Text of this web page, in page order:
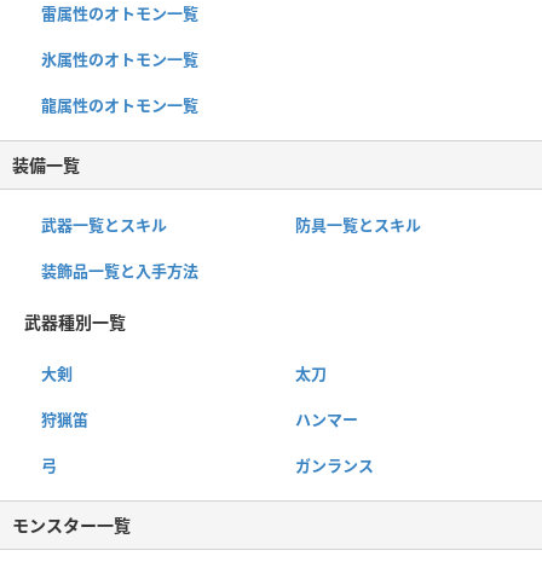
雷属性のオトモン一覧
氷属性のオトモン一覧
龍属性のオトモン一覧
装備一覧
武器一覧とスキル 防具一覧とスキル
装飾品一覧と入手方法
武器種別一覧
大剣 太刀
狩猟笛 ハンマー
弓 ガンランス
モンスター一覧